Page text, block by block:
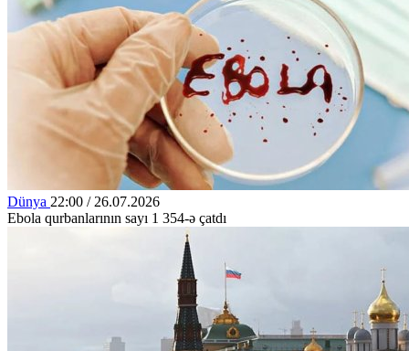
Dünya 22:00 / 26.07.2026
Ebola qurbanlarının sayı 1 354-ə çatdı